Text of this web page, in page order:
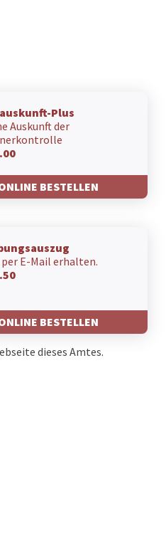
Plus
Auskunft der
BESTELLEN
E-Mail erhalten.
BESTELLEN
dieses Amtes.